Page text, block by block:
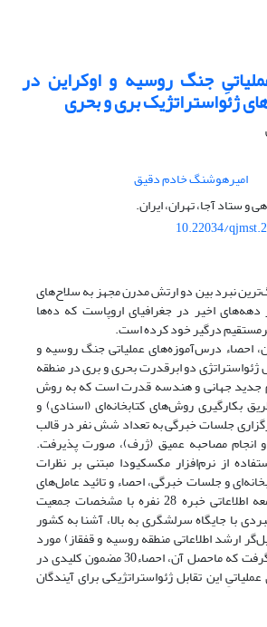
جنگ روسیه و اوکراین در
ژئواستراتژیک بری و بحری
امیرهوشنگ خادم دقیق
و ستاد آجا، تهران، ایران.
10.22034/
نبرد بین دو ارتش مدرن مجهز به سلاح‌های
اخیر در جغرافیای اروپاست که ده‌ها
درگیر خود کرده است.
احصاء درس‌آموزه‌های عملیاتی جنگ روسیه و
ژئواستراتژی دو ابرقدرت بحری و بری در منطقه
جدید جهانی و هندسه قدرت است که به روش
بکارگیری روش‌های کتابخانه‌ای (اسنادی) و
جلسات خبرگی به تعداد شش نفر در قالب
و انجام مصاحبه عمیق (ژرف)، صورت پذیرفت.
از نرم‌افزار مکسکیودا مبتنی بر نظرات
و جلسات خبرگی، احصاء و تائید عامل‌های
مستخرج در یک جامعه اطلاعاتی خبره 28 نفره با مشخصات جمعیت
با جایگاه سرلشگری به بالا، آشنا به کشور
ارشد اطلاعاتی منطقه روسیه و قفقاز) مورد
تحلیل و آزمون قرار گرفت که ماحصل آن، احصاء30 مضمون کلیدی در
این تقابل ژئواستراتژیکی برای آیندگان